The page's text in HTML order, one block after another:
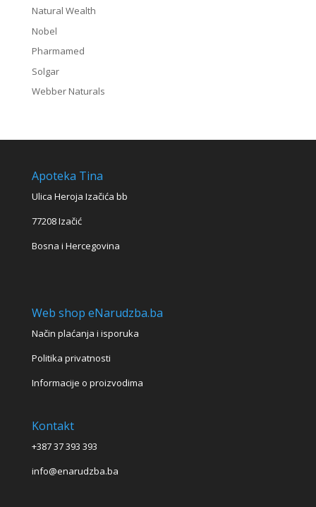
Natural Wealth
Nobel
Pharmamed
Solgar
Webber Naturals
Apoteka Tina
Ulica Heroja Izačića bb
77208 Izačić
Bosna i Hercegovina
Web shop eNarudzba.ba
Način plaćanja i isporuka
Politika privatnosti
Informacije o proizvodima
Kontakt
+387 37 393 393
info@enarudzba.ba